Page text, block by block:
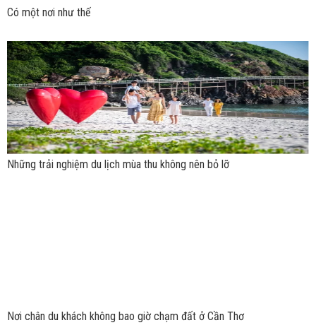
Có một nơi như thế
Những trải nghiệm du lịch mùa thu không nên bỏ lỡ
Nơi chân du khách không bao giờ chạm đất ở Cần Thơ